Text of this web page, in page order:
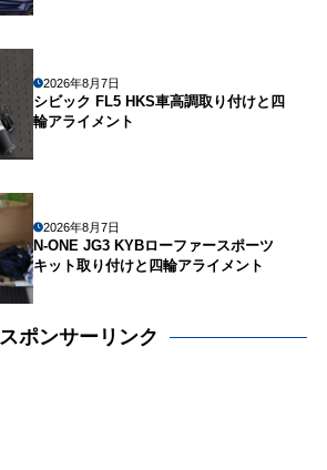
2026年8月7日
シビック FL5 HKS車高調取り付けと四
輪アライメント
2026年8月7日
N-ONE JG3 KYBローファースポーツ
キット取り付けと四輪アライメント
スポンサーリンク